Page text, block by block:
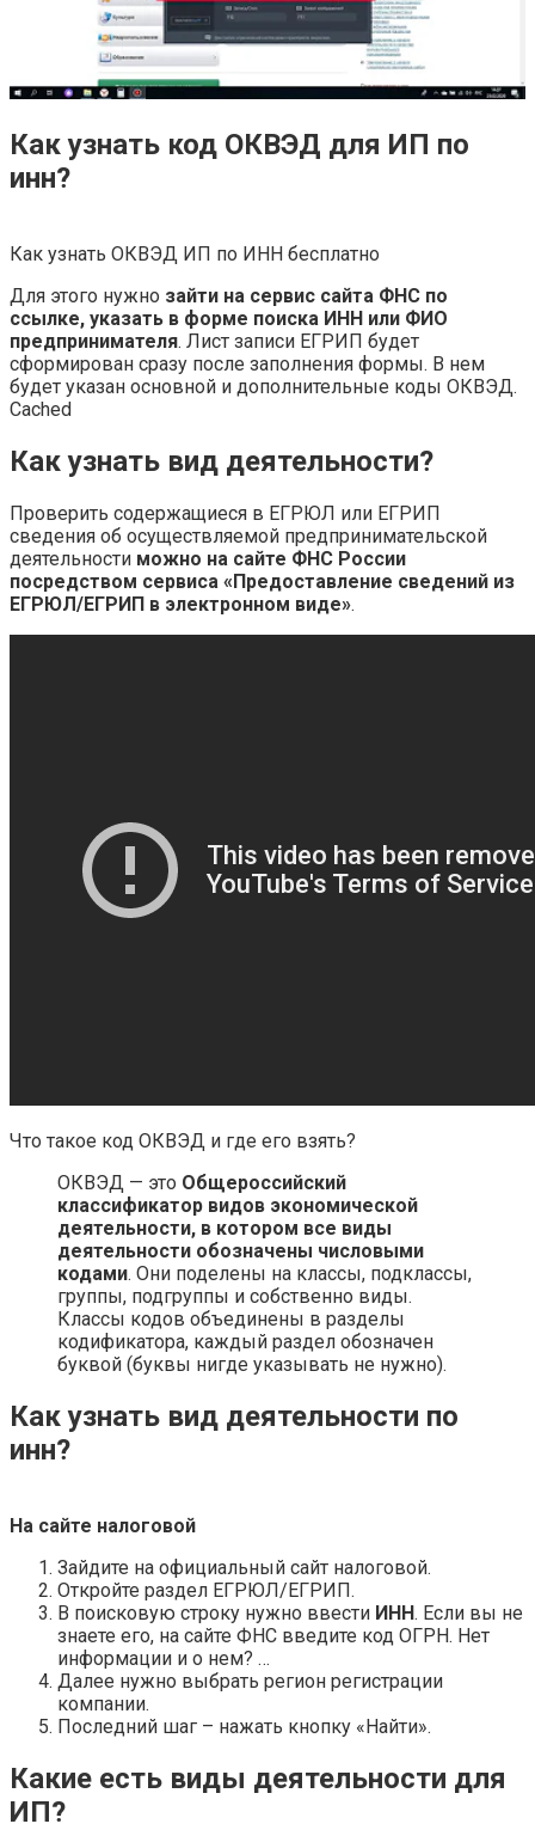
Как узнать код ОКВЭД для ИП по
инн?
Как узнать ОКВЭД ИП по ИНН бесплатно
Для этого нужно зайти на сервис сайта ФНС по
ссылке, указать в форме поиска ИНН или ФИО
предпринимателя. Лист записи ЕГРИП будет
сформирован сразу после заполнения формы. В нем
будет указан основной и дополнительные коды ОКВЭД.
Cached
Как узнать вид деятельности?
Проверить содержащиеся в ЕГРЮЛ или ЕГРИП
сведения об осуществляемой предпринимательской
деятельности можно на сайте ФНС России
посредством сервиса «Предоставление сведений из
ЕГРЮЛ/ЕГРИП в электронном виде».
Что такое код ОКВЭД и где его взять?
ОКВЭД — это Общероссийский
классификатор видов экономической
деятельности, в котором все виды
деятельности обозначены числовыми
кодами. Они поделены на классы, подклассы,
группы, подгруппы и собственно виды.
Классы кодов объединены в разделы
кодификатора, каждый раздел обозначен
буквой (буквы нигде указывать не нужно).
Как узнать вид деятельности по
инн?
На сайте налоговой
Зайдите на официальный сайт налоговой.
Откройте раздел ЕГРЮЛ/ЕГРИП.
В поисковую строку нужно ввести ИНН. Если вы не
знаете его, на сайте ФНС введите код ОГРН. Нет
информации и о нем? …
Далее нужно выбрать регион регистрации
компании.
Последний шаг – нажать кнопку «Найти».
Какие есть виды деятельности для
ИП?